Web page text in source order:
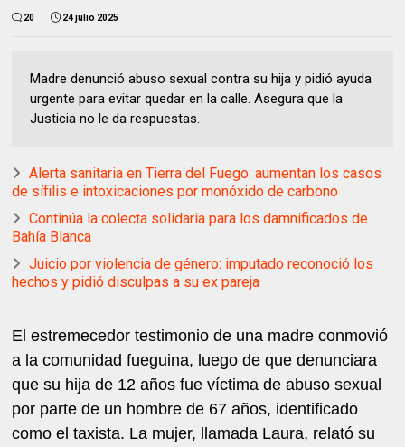
20 24 julio 2025
Madre denunció abuso sexual contra su hija y pidió ayuda
urgente para evitar quedar en la calle. Asegura que la
Justicia no le da respuestas.
Alerta sanitaria en Tierra del Fuego: aumentan los casos
de sífilis e intoxicaciones por monóxido de carbono
Continúa la colecta solidaria para los damnificados de
Bahía Blanca
Juicio por violencia de género: imputado reconoció los
hechos y pidió disculpas a su ex pareja
El estremecedor testimonio de una madre conmovió
a la comunidad fueguina, luego de que denunciara
que su hija de 12 años fue víctima de abuso sexual
por parte de un hombre de 67 años, identificado
como el taxista. La mujer, llamada Laura, relató su